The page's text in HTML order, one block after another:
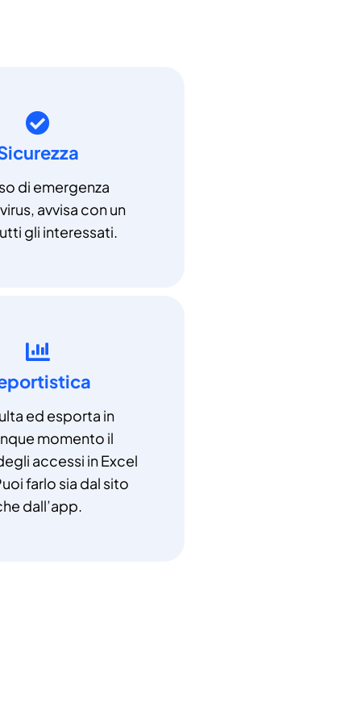
di emergenza
avvisa con un
gli interessati.
ed esporta in
momento il
accessi in Excel
farlo sia dal sito
dall’app.